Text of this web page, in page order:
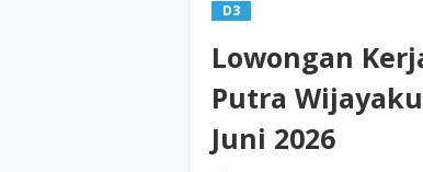
D3
Lowongan
Putra
Juni 2026